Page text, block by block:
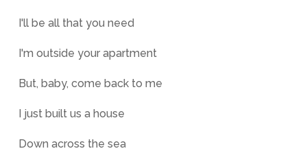
I'll be all that you need
I'm outside your apartment
But, baby, come back to me
I just built us a house
Down across the sea